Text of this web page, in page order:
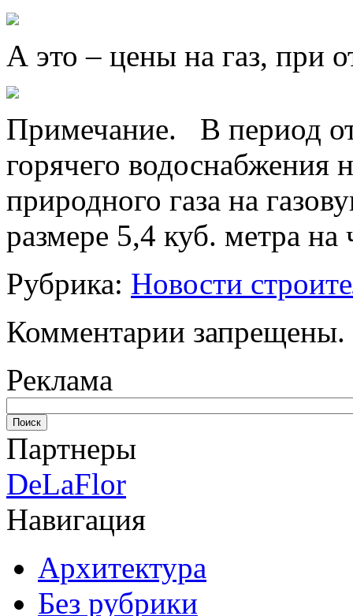
А это – цены на газ, при
Примечание. В период
горячего водоснабжения
природного газа на
размере 5,4 куб. метра на
Рубрика: Новости
Комментарии запрещены.
Реклама
Партнеры
DeLaFlor
Навигация
Архитектура
Без рубрики